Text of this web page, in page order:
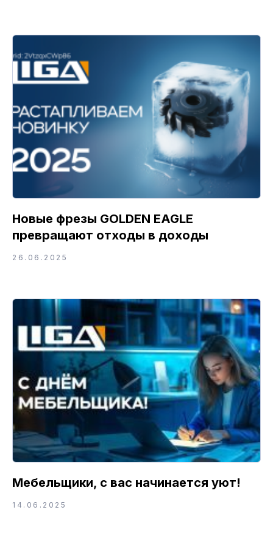
Новые фрезы GOLDEN EAGLE
превращают отходы в доходы
26.06.2025
Мебельщики, с вас начинается уют!
14.06.2025